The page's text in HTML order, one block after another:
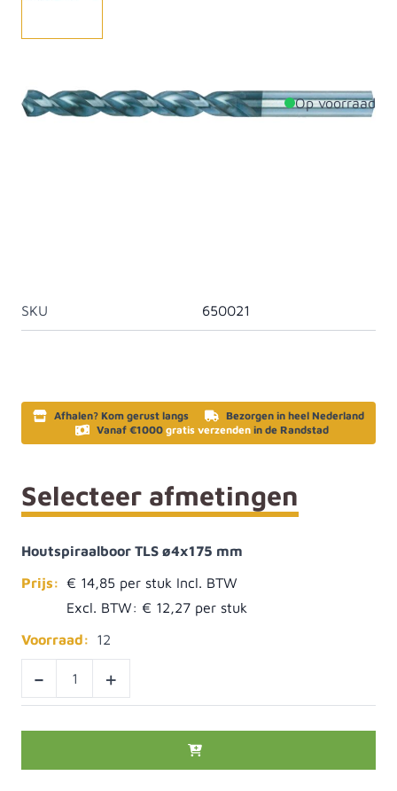
Op voorraad
SKU 650021
Afhalen? Kom gerust langs
Bezorgen in heel Nederland
Vanaf €1000 gratis verzenden in de Randstad
Selecteer afmetingen
Houtspiraalboor TLS ø4x175 mm
Prijs: € 14,85
Excl. BTW: € 12,27
Voorraad:
12
- +